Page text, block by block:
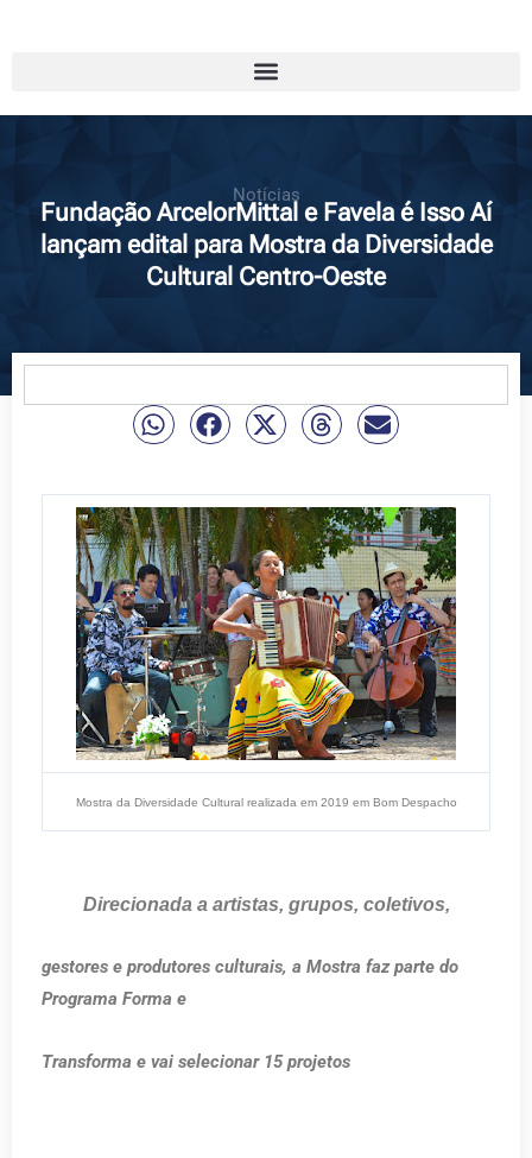
Notícias
Fundação ArcelorMittal e Favela é Isso Aí
lançam edital para Mostra da Diversidade
Cultural Centro-Oeste
Mostra da Diversidade Cultural realizada em 2019 em Bom Despacho
Direcionada a artistas, grupos, coletivos,
gestores e produtores culturais, a Mostra faz parte do
Programa Forma e
Transforma e vai selecionar 15 projetos